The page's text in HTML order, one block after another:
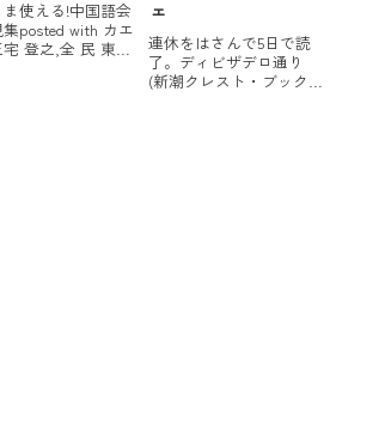
使える!中国語会
posted with カエ
登之,全 民 東洋
ェ
連休をはさんで5日で読
了。ディビザデロ通り
(新潮クレスト・ブック